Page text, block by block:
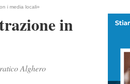
i media locali»
in
Alghero